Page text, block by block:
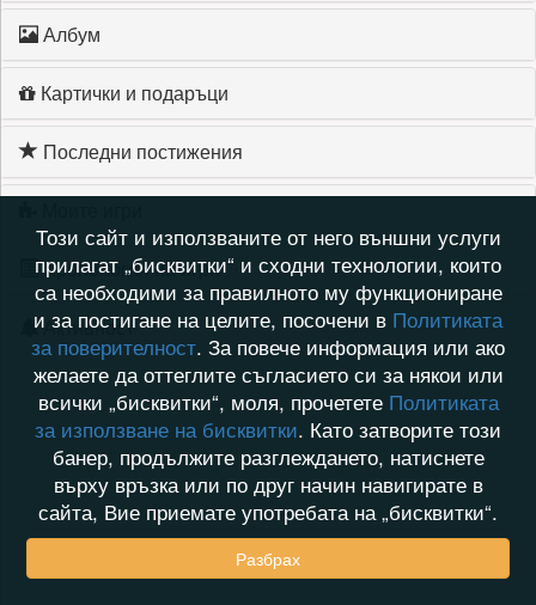
Албум
Картички и подаръци
Последни постижения
Хронология на игри
Активност
Този сайт и използваните от него външни услуги
прилагат „бисквитки“ и сходни технологии, които
са необходими за правилното му функциониране
и за постигане на целите, посочени в Политиката
за поверителност. За повече информация или ако
желаете да оттеглите съгласието си за някои или
всички „бисквитки“, моля, прочетете Политиката
за използване на бисквитки. Като затворите този
банер, продължите разглеждането, натиснете
върху връзка или по друг начин навигирате в
сайта, Вие приемате употребата на „бисквитки“.
Разбрах